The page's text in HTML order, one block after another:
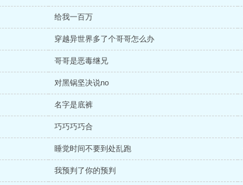
给我一百万
穿越异世界多了个哥哥怎么办
哥哥是恶毒继兄
对黑锅坚决说no
名字是底裤
巧巧巧巧合
睡觉时间不要到处乱跑
我预判了你的预判